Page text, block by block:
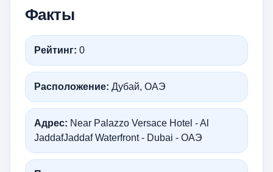
Факты
Рейтинг: 0
Расположение: Дубай, ОАЭ
Адрес: Near Palazzo Versace Hotel - Al
JaddafJaddaf Waterfront - Dubai - ОАЭ